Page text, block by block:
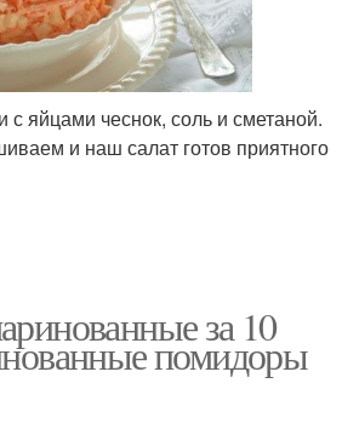
яйцами чеснок, соль и сметаной.
и наш салат готов приятного
за 10
помидоры